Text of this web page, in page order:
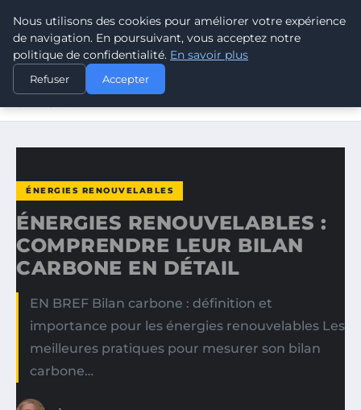
CLIMATE GUARDIAN
ACCUEIL
ÉNERGIES RENOUVELABLES
ÉNERGIES RENOUVELABLES : COMPRENDRE LEUR BILAN
ÉNERGIES RENOUVELABLES
ÉNERGIES RENOUVELABLES :
COMPRENDRE LEUR BILAN
CARBONE EN DÉTAIL
EN BREF Bilan carbone : définition et
importance pour les énergies renouvelables Les
meilleures pratiques pour mesurer son bilan
carbone…
Nous utilisons des cookies pour améliorer votre expérience
de navigation. En poursuivant, vous acceptez notre
politique de confidentialité. En savoir plus
Refuser Accepter